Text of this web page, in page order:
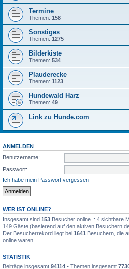
Termine
Themen: 158
Sonstiges
Themen: 1275
Bilderkiste
Themen: 534
Plauderecke
Themen: 1123
Hundewald Harz
Themen: 49
Link zu Hunde.com
ANMELDEN
Benutzername:
Passwort:
Ich habe mein Passwort vergessen
WER IST ONLINE?
Insgesamt sind 153 Besucher online :: 4 sichtbare
149 Gäste (basierend auf den aktiven Besuchern
Der Besucherrekord liegt bei 1641 Besuchern, die
online waren.
STATISTIK
Beiträge insgesamt 94114 • Themen insgesamt